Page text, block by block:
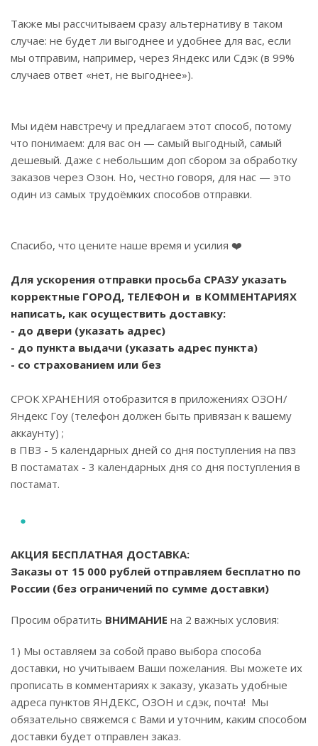
Также мы рассчитываем сразу альтернативу в таком
случае: не будет ли выгоднее и удобнее для вас, если
мы отправим, например, через Яндекс или Сдэк (в 99%
случаев ответ «нет, не выгоднее»).
Мы идём навстречу и предлагаем этот способ, потому
что понимаем: для вас он — самый выгодный, самый
дешевый. Даже с небольшим доп сбором за обработку
заказов через Озон. Но, честно говоря, для нас — это
один из самых трудоёмких способов отправки.
Спасибо, что цените наше время и усилия ❤️
Для ускорения отправки просьба СРАЗУ указать
корректные ГОРОД, ТЕЛЕФОН и в КОММЕНТАРИЯХ
написать, как осуществить доставку:
- до двери (указать адрес)
- до пункта выдачи (указать адрес пункта)
- со страхованием или без
СРОК ХРАНЕНИЯ отобразится в приложениях ОЗОН/
Яндекс Гоу (телефон должен быть привязан к вашему
аккаунту) ;
в ПВЗ - 5 календарных дней со дня поступления на пвз
В постаматах - 3 календарных дня со дня поступления в
постамат.
АКЦИЯ БЕСПЛАТНАЯ ДОСТАВКА:
Заказы от 15 000 рублей отправляем бесплатно по
России (без ограничений по сумме доставки)
Просим обратить ВНИМАНИЕ на 2 важных условия:
1) Мы оставляем за собой право выбора способа
доставки, но учитываем Ваши пожелания. Вы можете их
прописать в комментариях к заказу, указать удобные
адреса пунктов ЯНДЕКС, ОЗОН и сдэк, почта! Мы
обязательно свяжемся с Вами и уточним, каким способом
доставки будет отправлен заказ.